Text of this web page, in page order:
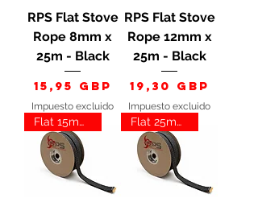
RPS Flat Stove
Rope 8mm x
25m - Black
Precio
15,95 GBP
Impuesto excluido
RPS Flat Stove
Rope 12mm x
25m - Black
Precio
19,30 GBP
Impuesto excluido
Flat 15mm Black Flat 25mm Black